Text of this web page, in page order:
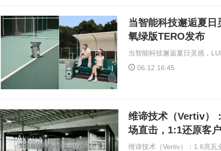
当智能科技邂逅夏
氧绿版TERO发布
当智能科技邂逅夏日灵感，
06.12 16:45
维谛技术（Vertiv）
场直击，1:1还原客
维谛技术（Vertiv）：1.6兆